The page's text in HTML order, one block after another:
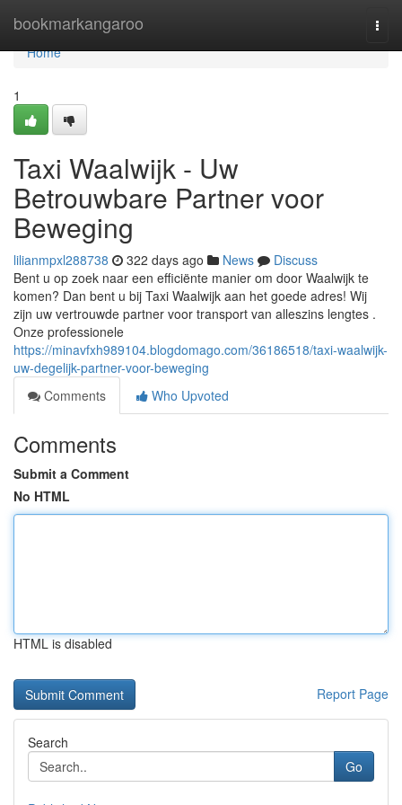
bookmarkangaroo
Home
Home
1
Taxi Waalwijk - Uw
Betrouwbare Partner voor
Beweging
lilianmpxl288738 322 days ago News
Discuss
Bent u op zoek naar een efficiënte manier om door Waalwijk te
komen? Dan bent u bij Taxi Waalwijk aan het goede adres! Wij
zijn uw vertrouwde partner voor transport van alleszins lengtes .
Onze professionele
https://minavfxh989104.blogdomago.com/36186518/taxi-waalwijk-
uw-degelijk-partner-voor-beweging
Comments
Who Upvoted
Comments
Submit a Comment
No HTML
HTML is disabled
Report Page
Search
Go